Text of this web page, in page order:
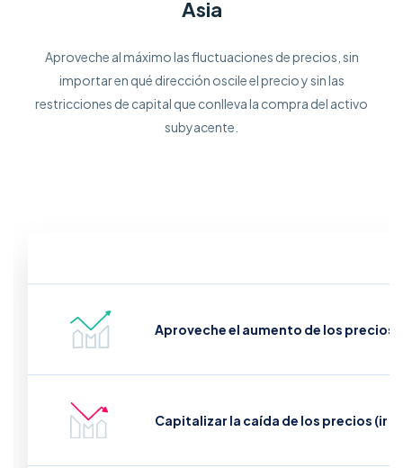
Asia
Aproveche al máximo las fluctuaciones de precios, sin
importar en qué dirección oscile el precio y sin las
restricciones de capital que conlleva la compra del activo
subyacente.
Aproveche el aumento de los precios
Capitalizar la caída de los precios (ir